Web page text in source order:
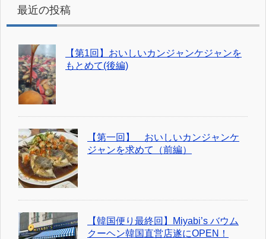
最近の投稿
【第1回】おいしいカンジャンケジャンを
もとめて(後編)
【第一回】 おいしいカンジャンケ
ジャンを求めて（前編）
【韓国便り最終回】Miyabi’s バウム
クーヘン韓国直営店遂にOPEN！